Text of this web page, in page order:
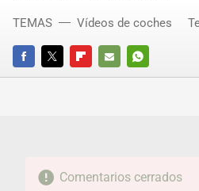
FACEBOOKTWITTERFLIPBOARD
E-
WHATSAPP
TEMAS Vídeos de coches
Comentarios cerrados